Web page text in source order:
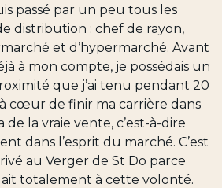
passé par un peu tous les
distribution : chef de rayon,
et d’hypermarché. Avant
à mon compte, je possédais un
que j’ai tenu pendant 20
à cœur de finir ma carrière dans
de la vraie vente, c’est-à-dire
dans l’esprit du marché. C’est
au Verger de St Do parce
totalement à cette volonté.